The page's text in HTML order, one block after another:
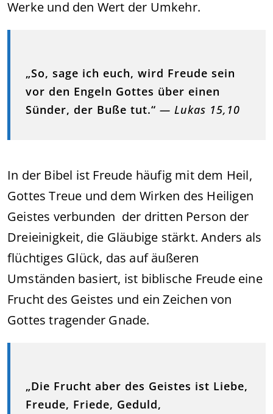
Werke und den Wert der Umkehr.
„So, sage ich euch, wird Freude sein
vor den Engeln Gottes über einen
Sünder, der Buße tut.“ — Lukas 15,10
In der Bibel ist Freude häufig mit dem Heil,
Gottes Treue und dem Wirken des Heiligen
Geistes verbunden der dritten Person der
Dreieinigkeit, die Gläubige stärkt. Anders als
flüchtiges Glück, das auf äußeren
Umständen basiert, ist biblische Freude eine
Frucht des Geistes und ein Zeichen von
Gottes tragender Gnade.
„Die Frucht aber des Geistes ist Liebe,
Freude, Friede, Geduld,